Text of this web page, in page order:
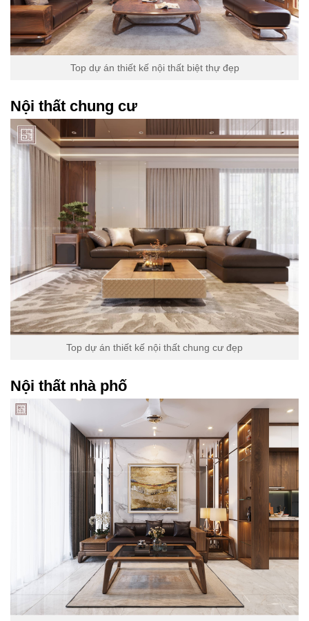
Top dự án thiết kế nội thất biệt thự đẹp
Nội thất chung cư
Top dự án thiết kế nội thất chung cư đẹp
Nội thất nhà phố